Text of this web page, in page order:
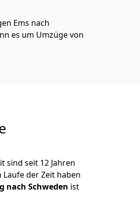
Ems nach
es um Umzüge von
sind seit 12 Jahren
Laufe der Zeit haben
nach Schweden ist